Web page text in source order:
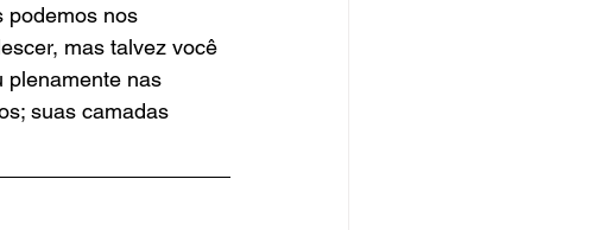
podemos nos
mas talvez você
plenamente nas
suas camadas